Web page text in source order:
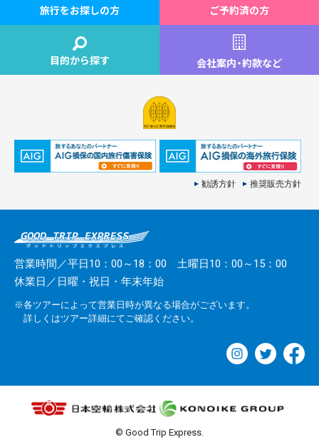
旅行をお探しの方 ご予約済の方
目的から探す 会社案内・約款など
勧誘方針 推奨販売方針
営業時間／平日10：00～18：00 土曜日10：00～15：00
休業日／日曜・祝日・年末年始
※各ツアーによって営業日時が異なる場合がございます。
詳しくはツアー詳細にてご確認ください。
© Good Trip Express.